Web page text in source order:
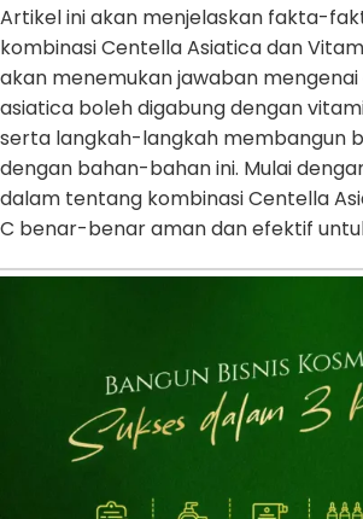
Artikel ini akan menjelaskan fakta-
kombinasi Centella Asiatica dan
akan menemukan jawaban
asiatica boleh digabung dengan
serta langkah-langkah membangun
dengan bahan-bahan ini. Mulai
dalam tentang kombinasi Centella
C benar-benar aman dan efektif